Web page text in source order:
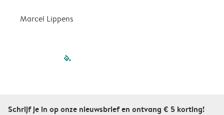
Marcel Lippens
filled-pagination
Schrijf je in op onze nieuwsbrief en ontvang € 5 korting!